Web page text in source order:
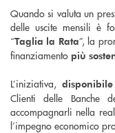
Quando si valuta un
delle uscite mensili è
“Taglia la Rata”, la
finanziamento più
L’iniziativa,
Clienti delle Banche
accompagnarli nella
l’impegno economico